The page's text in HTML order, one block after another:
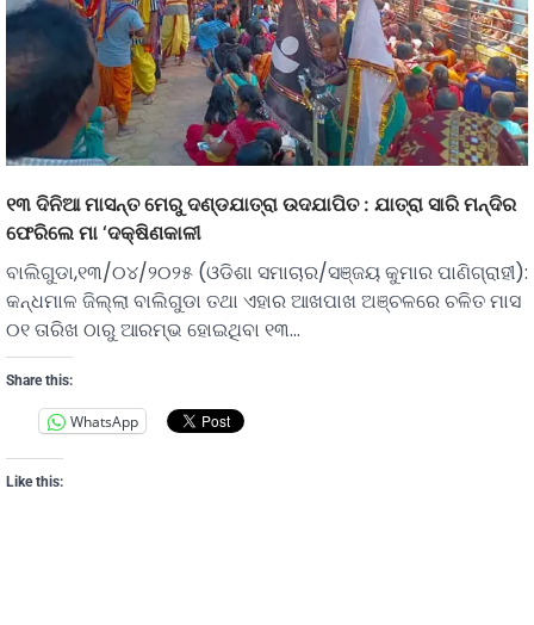
୧୩ ଦିନିଆ ମାସନ୍ତ ମେରୁ ଦଣ୍ଡଯାତ୍ରା ଉଦଯାପିତ : ଯାତ୍ରା ସାରି ମନ୍ଦିର
ଫେରିଲେ ମା ‘ଦକ୍ଷିଣକାଳୀ
ବାଲିଗୁଡା,୧୩/୦୪/୨୦୨୫ (ଓଡିଶା ସମାଚାର/ସଞ୍ଜୟ କୁମାର ପାଣିଗ୍ରାହୀ):
କନ୍ଧମାଳ ଜିଲ୍ଲା ବାଲିଗୁଡା ତଥା ଏହାର ଆଖପାଖ ଅଞ୍ଚଳରେ ଚଳିତ ମାସ
୦୧ ତାରିଖ ଠାରୁ ଆରମ୍ଭ ହୋଇଥିବା ୧୩…
Share this:
WhatsApp
Like this: